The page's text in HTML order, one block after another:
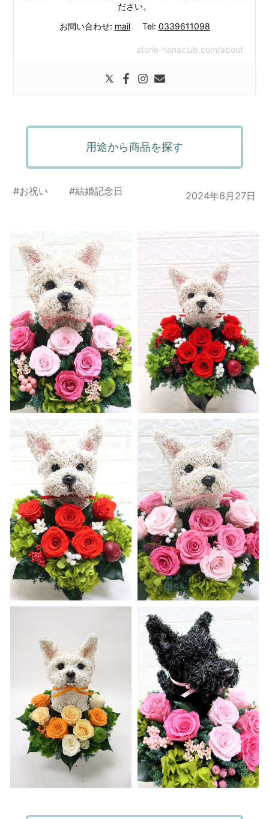
ださい。
お問い合わせ: mailTel: 0339611098
atorie-hanaclub.com/about
用途から商品を探す
#お祝い #結婚記念日 2024年6月27日